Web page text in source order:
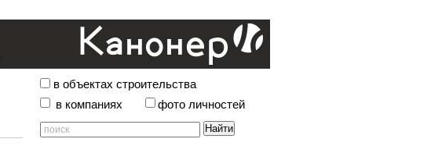
в объектах строительства
в компаниях
фото личностей